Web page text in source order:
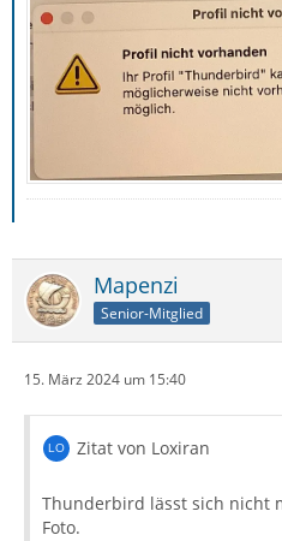
Mapenzi
Senior-Mitglied
15. März 2024 um 15:40
Zitat von Loxiran
Thunderbird lässt sich nicht
Foto.